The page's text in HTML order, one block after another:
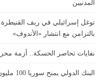
المدنيين
توغل إسرائيلي في ريف
بالتزامن مع انتشار «الأندوف»
نفايات تحاصر الحسكة.. أزمة
البنك الدولي يمنح سوريا 100 مليون دولار لتحديث القطاع المالي